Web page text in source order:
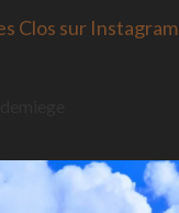
Clos sur Instagram